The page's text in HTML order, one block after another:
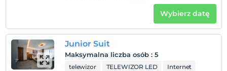
internet (Wİ-Fİ), emanet kasası, LCD
televizyon, mini buzdolabı (şişe su ücretsiz )
su ısıtıcısı, bornoz, terlik, saç kurutma
makinası, oda servisi (ücretli), telefon ( dış
gibi olanaklar mevcuttur. Ayrıca sizin için
özenle hazırlanmış bir ikram seti de odanızda
sizi bekliyor olacak! 28 m² Tek kişilik veya çift
kişilik yatak 2+1 veya 3 kişilik konaklama
Wybierz datę
Junior Suit
Maksymalna liczba osób : 5
telewizor TELEWIZOR LED
Internet